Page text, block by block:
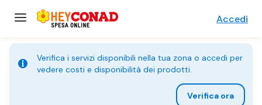
Accedi
Verifica i servizi disponibili nella tua zona o accedi per
vedere costi e disponibilità dei prodotti.
Verifica ora